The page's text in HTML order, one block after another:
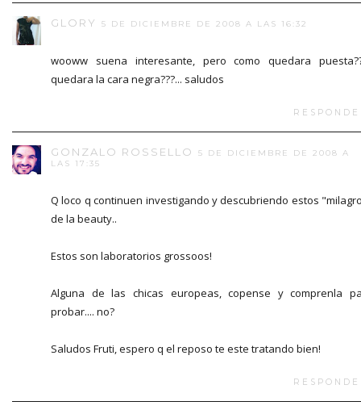
GLORY 5 DE DICIEMBRE DE 2008 A LAS 16:32
wooww suena interesante, pero como quedara
quedara la cara negra???... saludos
GONZALO ROSSELLO
5 DE DICIEMBRE DE 2008 A
LAS 17:35
Q loco q continuen investigando y descubriendo estos
de la beauty..
Estos son laboratorios grossoos!
Alguna de las chicas europeas, copense y comprenla
probar.... no?
Saludos Fruti, espero q el reposo te este tratando bien!